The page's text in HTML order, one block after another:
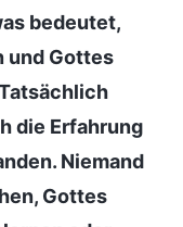
bedeutet,
und Gottes
die Erfahrung
Niemand
Gottes